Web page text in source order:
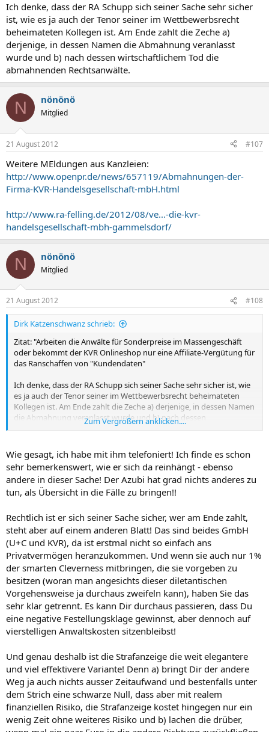
Ich denke, dass der RA Schupp sich seiner Sache sehr sicher
ist, wie es ja auch der Tenor seiner im Wettbewerbsrecht
beheimateten Kollegen ist. Am Ende zahlt die Zeche a)
derjenige, in dessen Namen die Abmahnung veranlasst
wurde und b) nach dessen wirtschaftlichem Tod die
abmahnenden Rechtsanwälte.
N nönönö
Mitglied
21 August 2012 #107
Weitere MEldungen aus Kanzleien:
http://www.openpr.de/news/657119/Abmahnungen-der-
Firma-KVR-Handelsgesellschaft-mbH.html
http://www.ra-felling.de/2012/08/ve...-die-kvr-
handelsgesellschaft-mbh-gammelsdorf/
N nönönö
Mitglied
21 August 2012 #108
Dirk Katzenschwanz schrieb:
Zitat: "Arbeiten die Anwälte für Sonderpreise im Massengeschäft
oder bekommt der KVR Onlineshop nur eine Affiliate-Vergütung für
das Ranschaffen von "Kundendaten"
Ich denke, dass der RA Schupp sich seiner Sache sehr sicher ist, wie
es ja auch der Tenor seiner im Wettbewerbsrecht beheimateten
Kollegen ist. Am Ende zahlt die Zeche a) derjenige, in dessen Namen
die Abmahnung veranlasst wurde und b) nach dessen
wirtschaftlichem Tod die abmahnenden Rechtsanwälte.
Zum Vergrößern anklicken....
Wie gesagt, ich habe mit ihm telefoniert! Ich finde es schon
sehr bemerkenswert, wie er sich da reinhängt - ebenso
andere in dieser Sache! Der Azubi hat grad nichts anderes zu
tun, als Übersicht in die Fälle zu bringen!!
Rechtlich ist er sich seiner Sache sicher, wer am Ende zahlt,
steht aber auf einem anderen Blatt! Das sind beides GmbH
(U+C und KVR), da ist erstmal nicht so einfach ans
Privatvermögen heranzukommen. Und wenn sie auch nur 1%
der smarten Cleverness mitbringen, die sie vorgeben zu
besitzen (woran man angesichts dieser diletantischen
Vorgehensweise ja durchaus zweifeln kann), haben Sie das
sehr klar getrennt. Es kann Dir durchaus passieren, dass Du
eine negative Festellungsklage gewinnst, aber dennoch auf
vierstelligen Anwaltskosten sitzenbleibst!
Und genau deshalb ist die Strafanzeige die weit elegantere
und viel effektivere Variante! Denn a) bringt Dir der andere
Weg ja auch nichts ausser Zeitaufwand und bestenfalls unter
dem Strich eine schwarze Null, dass aber mit realem
finanziellen Risiko, die Strafanzeige kostet hingegen nur ein
wenig Zeit ohne weiteres Risiko und b) lachen die drüber,